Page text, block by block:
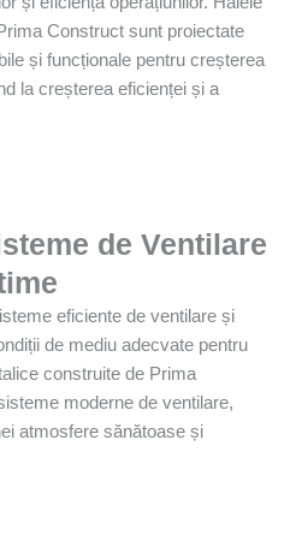
Construct sunt proiectate
și funcționale pentru creșterea
la creșterea eficienței și a
de Ventilare
eficiente de ventilare și
de mediu adecvate pentru
construite de Prima
moderne de ventilare,
atmosfere sănătoase și